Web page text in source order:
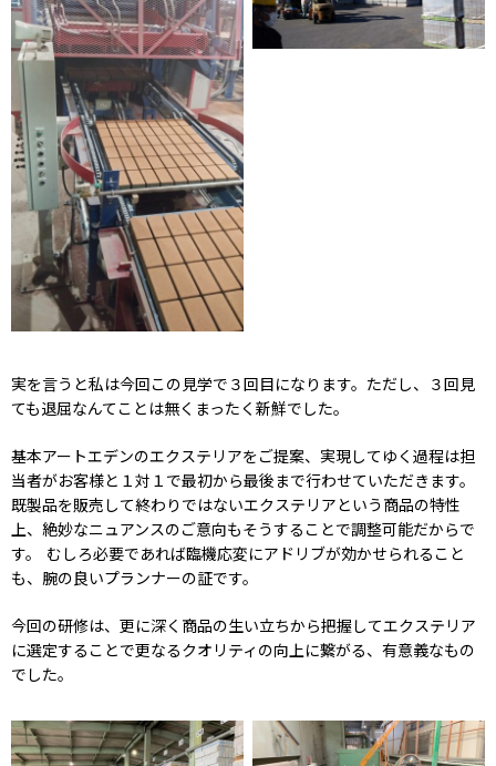
実を言うと私は今回この見学で３回目になります。ただし、３回見
ても退屈なんてことは無くまったく新鮮でした。
基本アートエデンのエクステリアをご提案、実現してゆく過程は担
当者がお客様と１対１で最初から最後まで行わせていただきます。
既製品を販売して終わりではないエクステリアという商品の特性
上、絶妙なニュアンスのご意向もそうすることで調整可能だからで
す。 むしろ必要であれば臨機応変にアドリブが効かせられること
も、腕の良いプランナーの証です。
今回の研修は、更に深く商品の生い立ちから把握してエクステリア
に選定することで更なるクオリティの向上に繋がる、有意義なもの
でした。